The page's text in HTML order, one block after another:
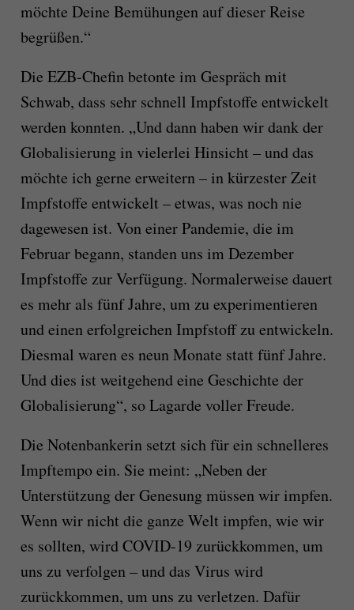
möchte Deine Bemühungen auf dieser Reise
begrüßen.“
Die EZB-Chefin betonte im Gespräch mit
Schwab, dass sehr schnell Impfstoffe entwickelt
werden konnten. „Und dann haben wir dank der
Globalisierung in vielerlei Hinsicht – und das
möchte ich gerne erweitern – in kürzester Zeit
Impfstoffe entwickelt – etwas, was noch nie
dagewesen ist. Von einer Pandemie, die im
Februar begann, standen uns im Dezember
Impfstoffe zur Verfügung. Normalerweise dauert
es mehr als fünf Jahre, um zu experimentieren
und einen erfolgreichen Impfstoff zu entwickeln.
Diesmal waren es neun Monate statt fünf Jahre.
Und dies ist weitgehend eine Geschichte der
Globalisierung“, so Lagarde voller Freude.
Die Notenbankerin setzt sich für ein schnelleres
Impftempo ein. Sie meint: „Neben der
Unterstützung der Genesung müssen wir impfen.
Wenn wir nicht die ganze Welt impfen, wie wir
es sollten, wird COVID-19 zurückkommen, um
uns zu verfolgen – und das Virus wird
zurückkommen, um uns zu verletzen. Dafür